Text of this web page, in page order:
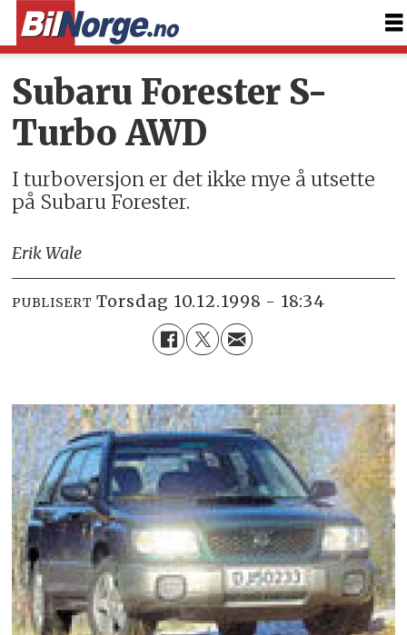
Subaru Forester S-
Turbo AWD
I turboversjon er det ikke mye å utsette
på Subaru Forester.
Erik Wale
PUBLISERT torsdag 10.12.1998 - 18:34